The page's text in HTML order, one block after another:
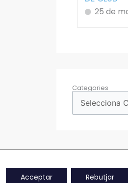
25 de
Categories
Acceptar Rebutjar